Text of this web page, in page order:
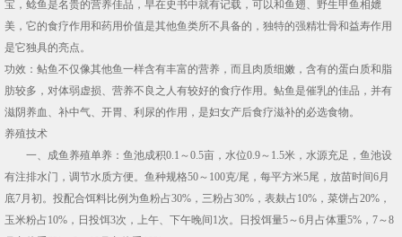
宝，鲶鱼是名贵的营养佳品，早在史书中就有记载，可以和鱼翅、野生甲鱼相媲
美，它的食疗作用和药用价值是其他鱼类所不具备的，独特的强精壮骨和益寿作用
是它独具的亮点。
功效：鲇鱼不仅像其他鱼一样含有丰富的营养，而且肉质细嫩，含有的蛋白质和脂
肪较多，对体弱虚损、营养不良之人有较好的食疗作用。鲇鱼是催乳的佳品，并有
滋阴养血、补中气、开胃、利尿的作用，是妇女产后食疗滋补的必选食物。
养殖技术
一、成鱼养殖单养：鱼池成积0.1～0.5亩，水位0.9～1.5米，水源充足，鱼池设
有注排水门，调节水质方便。鱼种规格50～100克/尾，每平方米5尾，放苗时间6月
底7月初。投配合饵料比例为鱼粉占30%，三粉占30%，表麸占10%，菜饼占20%，
玉米粉占10%，日投饵3次，上午、下午晚间1次。日投饵量5～6月占体重5%，7～8